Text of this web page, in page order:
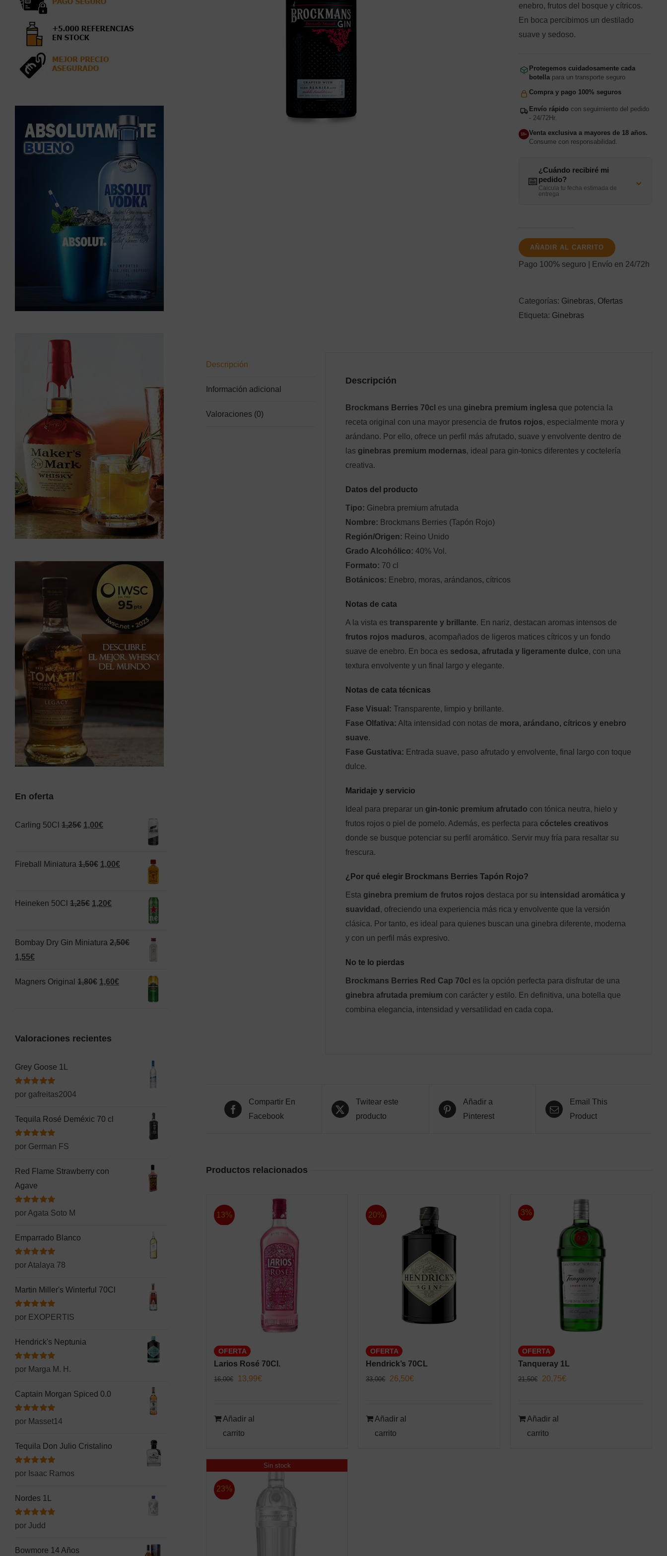
enebro, frutos del bosque y cítricos.
En boca percibimos un destilado
suave y sedoso.
Protegemos cuidadosamente cada
botella para un transporte seguro
Compra y pago 100% seguros
Envío rápido con seguimiento del pedido
- 24/72Hr.
18+ Venta exclusiva a mayores de 18 años.
Consume con responsabilidad.
📅
¿Cuándo recibiré mi
pedido?
Calcula tu fecha estimada de
entrega
⌄
70CL
cantidad
AÑADIR AL CARRITO
Pago 100% seguro | Envío en 24/72h
Categorías: Ginebras, Ofertas
Etiqueta: Ginebras
Descripción
Información adicional
Valoraciones (0)
Descripción
Brockmans Berries 70cl es una ginebra premium inglesa que potencia la
receta original con una mayor presencia defrutos rojos, especialmente mora y
arándano. Por ello, ofrece un perfil más afrutado, suave y envolvente dentro de
las ginebras premium modernas, ideal para gin-tonics diferentes y coctelería
creativa.
Datos del producto
Tipo: Ginebra premium afrutada
Nombre: Brockmans Berries (Tapón Rojo)
Región/Origen: Reino Unido
Grado Alcohólico: 40% Vol.
Formato: 70 cl
Botánicos: Enebro, moras, arándanos, cítricos
Notas de cata
A la vista estransparente y brillante. En nariz, destacan aromas intensos de
frutos rojos maduros, acompañados de ligeros matices cítricos y un fondo
suave de enebro. En boca es sedosa, afrutada y ligeramente dulce, con una
textura envolvente y un final largo y elegante.
Notas de cata técnicas
Fase Visual: Transparente, limpio y brillante.
Fase Olfativa: Alta intensidad con notas de mora, arándano, cítricos y enebro
suave.
Fase Gustativa: Entrada suave, paso afrutado y envolvente, final largo con toque
dulce.
Maridaje y servicio
Ideal para preparar un gin-tonic premium afrutado con tónica neutra, hielo y
frutos rojos o piel de pomelo. Además, es perfecta para cócteles creativos
donde se busque potenciar su perfil aromático. Servir muy fría para resaltar su
frescura.
¿Por qué elegir Brockmans Berries Tapón Rojo?
Esta ginebra premium de frutos rojos destaca por su intensidad aromática y
suavidad , ofreciendo una experiencia más rica y envolvente que la versión
clásica. Por tanto, es ideal para quienes buscan una ginebra diferente, moderna
y con un perfil más expresivo.
No te lo pierdas
Brockmans Berries Red Cap 70cl es la opción perfecta para disfrutar de una
ginebra afrutada premium con carácter y estilo. En definitiva, una botella que
combina elegancia, intensidad y versatilidad en cada copa.
Compartir En
Facebook
Twitear este
producto
Añadir a
Pinterest
Email This
Product
Productos relacionados
13%
OFERTA
Larios Rosé 70Cl.
16,00€
El
era:
16,00€.
13,99€
Añadir al
carrito
20%
OFERTA
Hendrick’s 70CL
33,00€
El
era:
33,00€.
26,50€
Añadir al
carrito
3%
OFERTA
Tanqueray 1L
21,50€
El
era:
21,50€.
20,75€El
Añadir al
carrito
Sin stock
23%
En oferta
Carling 50Cl 1,25€ El
era:
1,00€El
es:
Fireball Miniatura 1,50€ El
era:
1,00€El
Heineken 50Cl 1,25€ El
era:
1,20€El
es:
Bombay Dry Gin Miniatura 2,50€
El
original
1,55€El
actual
Magners Original 1,80€ El
1,80€.
1,60€El
Valoraciones recientes
Grey Goose 1L
Valorado
con
5de 5
por gafreitas2004
Tequila Rosé Deméxic 70 cl
Valorado
con
por German FS
Red Flame Strawberry con
Agave
Valorado
con
de 5
por Agata Soto M
Emparrado Blanco
Valorado
con
por Atalaya 78
Martin Miller's Winterful 70Cl
Valorado
con
por EXOPERTIS
Hendrick's Neptunia
Valorado
con
por Marga M. H.
Captain Morgan Spiced 0.0
Valorado
con
por Masset14
Tequila Don Julio Cristalino
Valorado
con
por Isaac Ramos
Nordes 1L
Valorado
con
por Judd
Bowmore 14 Años